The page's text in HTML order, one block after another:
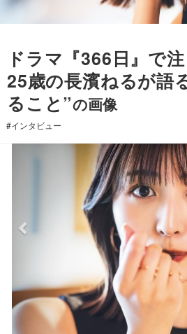
ドラマ『366日』で注
25歳の長濱ねるが語
ること”の画像
#インタビュー